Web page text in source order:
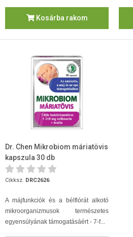
Kosárba rakom
Dr. Chen Mikrobiom máriatövis
kapszula 30 db
Cikksz. DRC2626
A májfunkciók és a bélflórát alkotó
mikroorganizmusok természetes
egyensúlyának támogatásáért - 7-f...